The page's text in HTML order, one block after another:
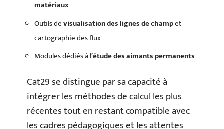
matériaux
Outils devisualisation des lignes de champet
cartographie des flux
Modules dédiés à l’étude des aimants permanents
Cat29 se distingue par sa capacité à
intégrer les méthodes de calcul les plus
récentes tout en restant compatible avec
les cadres pédagogiques et les attentes